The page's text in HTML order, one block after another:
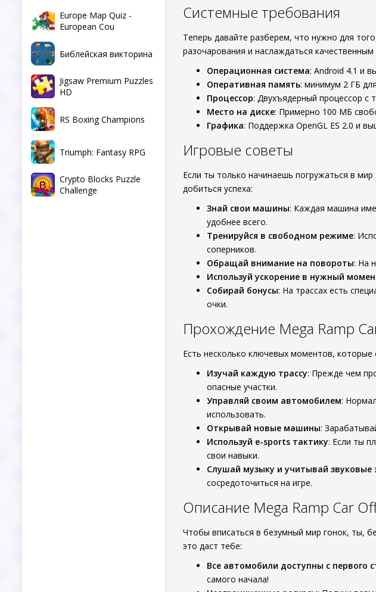
Europe Map Quiz -
European Cou
Библейская викторина
Jigsaw Premium Puzzles
HD
RS Boxing Champions
Triumph: Fantasy RPG
Crypto Blocks Puzzle
Challenge
Системные требования
Теперь давайте разберем, что нужно для
разочарования и наслаждаться
Операционная система: Android 4.1 и
Оперативная память: минимум 2 ГБ
Процессор: Двухъядерный процессор с
Место на диске: Примерно 100 МБ
Графика: Поддержка OpenGL ES 2.0 и
Игровые советы
Если ты только начинаешь погружаться в
добиться успеха:
Знай свои машины: Каждая машина
удобнее всего.
Тренируйся в свободном режиме:
соперников.
Обращай внимание на повороты: На
Используй ускорение в нужный
Собирай бонусы: На трассах есть
очки.
Прохождение Mega Ramp
Есть несколько ключевых моментов,
Изучай каждую трассу: Прежде чем
опасные участки.
Управляй своим автомобилем:
использовать.
Открывай новые машины:
Используй e-sports тактику: Если ты
свои навыки.
Слушай музыку и учитывай звуковые
сосредоточиться на игре.
Описание Mega Ramp Car
Чтобы вписаться в безумный мир гонок, ты,
это даст тебе:
Все автомобили доступны с первого
самого начала!